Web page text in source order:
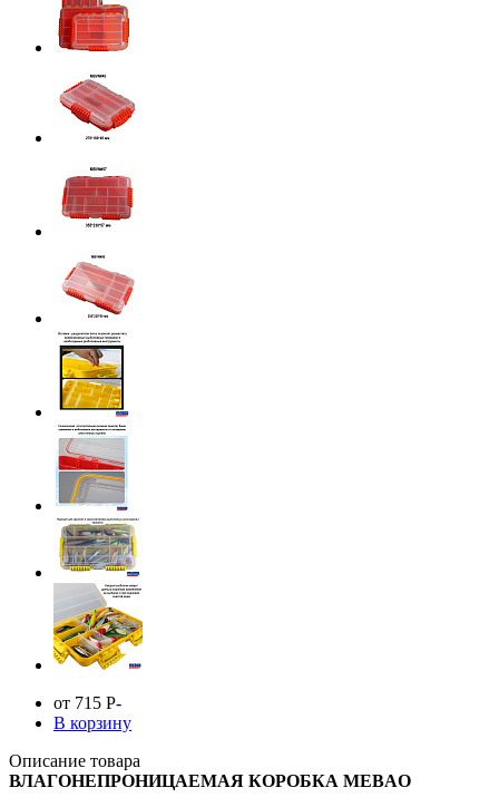
от 715 Р-
В корзину
Описание товара
ВЛАГОНЕПРОНИЦАЕМАЯ КОРОБКА MEBAO